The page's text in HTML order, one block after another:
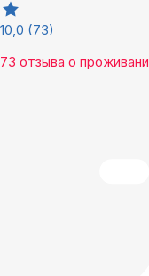
10,0 (73)
73 отзыва о